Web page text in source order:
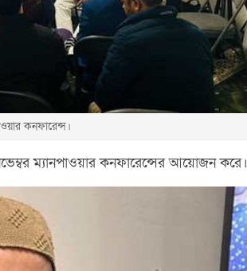
কনফারেন্স।
ম্যানপাওয়ার কনফারেন্সের আয়োজন করে।